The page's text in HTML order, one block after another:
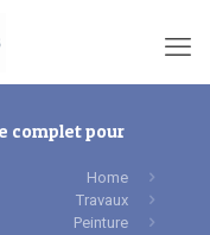
complet pour
Home
Travaux
Peinture